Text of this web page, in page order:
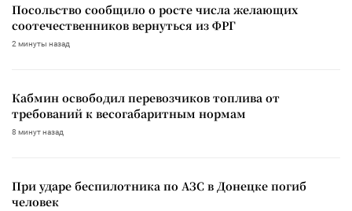
Посольство сообщило о росте числа желающих
соотечественников вернуться из ФРГ
2 минуты назад
Кабмин освободил перевозчиков топлива от
требований к весогабаритным нормам
8 минут назад
При ударе беспилотника по АЗС в Донецке погиб
человек